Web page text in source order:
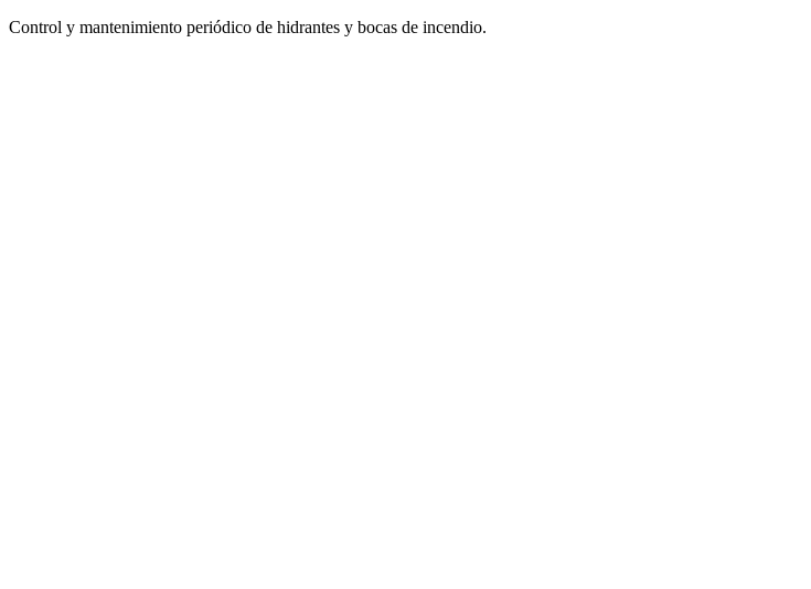
Control y mantenimiento periódico de hidrantes y bocas de incendio.